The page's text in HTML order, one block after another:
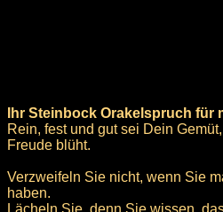
Ihr Steinbock Orakelspruch für
Rein, fest und gut sei Dein
Freude blüht.
Verzweifeln Sie nicht, wenn Sie
haben.
Lächeln Sie, denn Sie wissen,